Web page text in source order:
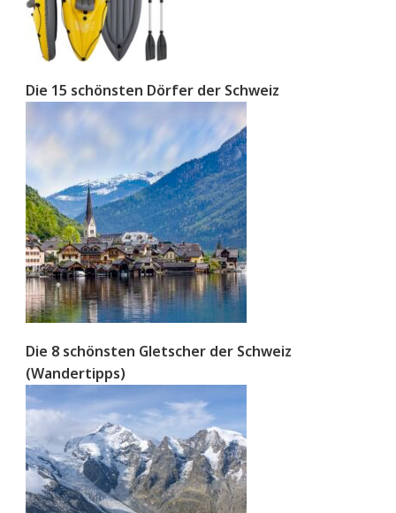
Die 15 schönsten Dörfer der Schweiz
Die 8 schönsten Gletscher der Schweiz
(Wandertipps)